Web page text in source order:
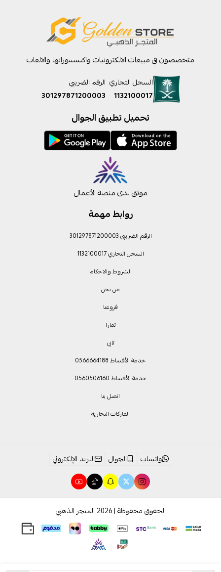
روابط مهمة
الرقم الضريبي 301297871200003
السجل التجاري 1132100017
الشروط والاحكام
من نحن
فروعنا
تمارا
تابي
خدمة الأقساط 0566664188
خدمة الأقساط 0560506160
اتصل بنا
الماركات التجارية
متخصصون في مبيعات الالكترونيات واكسسوراتها والالعاب
السجل التجاري
1132100017
الرقم الضريبي
301297871200003
تحميل تطبيق الجوال
موثق لدى منصة الأعمال
واتساب الجوال البريد الإلكتروني
الحقوق محفوظة | 2026 المتجر الذهبي